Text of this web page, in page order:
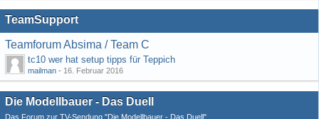
TeamSupport
Teamforum Absima / Team C
tc10 wer hat setup tipps für Teppich
mailman - 16. Februar 2016
Die Modellbauer - Das Duell
Das Forum zur TV-Sendung "Die Modellbauer - Das Duell"